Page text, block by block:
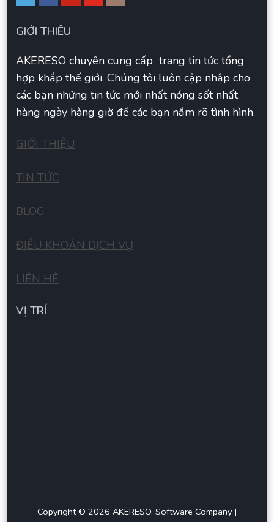
GIỚI THIÊU
AKERESO chuyên cung cấp trang tin tức tổng
hợp khắp thế giới. Chúng tôi luôn cập nhập cho
các bạn những tin tức mới nhất nóng sốt nhất
hàng ngày hàng giờ để các bạn nắm rõ tình hình.
GIỚI THIỆU
TIN TỨC
BLOG
ĐIỀU KHOẢN DỊCH VỤ
LIÊN HÊ
VỊ TRÍ
Copyright © 2026 AKERESO. Software Company |